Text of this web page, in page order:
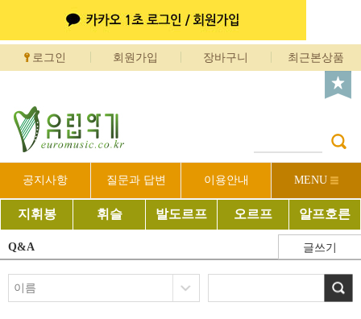
로그인 회원가입 장바구니 최근본상품
공지사항 질문과 답변 이용안내 MENU
지휘봉 휘슬 발도르프 오르프 알프호른
Q&A 글쓰기